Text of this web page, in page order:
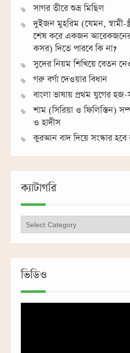
সাগর তীরে শুভ্র মিছিল
দুইজন মুহরিম (যেমন, স্বামী-
শেষ করে একজন
কসর) দিতে পারবে কি না?
সুদের নিয়ম শিখিয়ে বেতন
গরু বর্গা দেওয়ার বিধান
বাংলা ভাষায় প্রথম যুগের হজ-
শাম (সিরিয়া ও ফিলিস্তিন)
ও হাদীস
কুরআন বাদ দিয়ে সংস্কার হবে
ক্যাটাগরি
ক্যাটাগরি
ভিডিও